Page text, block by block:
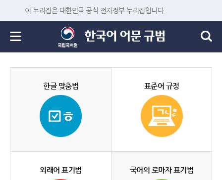
이 누리집은 대한민국 공식 전자정부 누리집입니다.
한글 맞춤법 표준어 규정
외래어 표기법 국어의 로마자 표기법